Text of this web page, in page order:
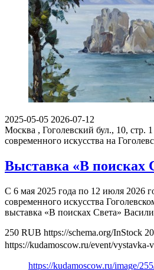
2025-05-05 2026-07-12
Москва , Гоголевский бул., 10, стр. 1
современного искусства на
Выставка «В поисках
С 6 мая 2025 года по 12 июля 2026
современного искусства
выставка «В поисках Света»
250 RUB https://schema.org/InStock
https://kudamoscow.ru/event/vystavka-
https://kudamoscow.ru/image/